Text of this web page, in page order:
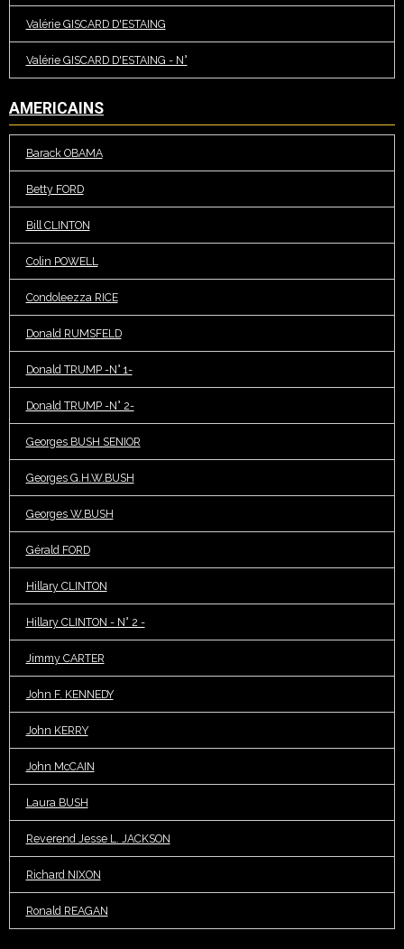
Valérie GISCARD D'ESTAING
Valérie GISCARD D'ESTAING - N°
AMERICAINS
Barack OBAMA
Betty FORD
Bill CLINTON
Colin POWELL
Condoleezza RICE
Donald RUMSFELD
Donald TRUMP -N° 1-
Donald TRUMP -N° 2-
Georges BUSH SENIOR
Georges G.H.W.BUSH
Georges W.BUSH
Gérald FORD
Hillary CLINTON
Hillary CLINTON - N° 2 -
Jimmy CARTER
John F. KENNEDY
John KERRY
John McCAIN
Laura BUSH
Reverend Jesse L. JACKSON
Richard NIXON
Ronald REAGAN